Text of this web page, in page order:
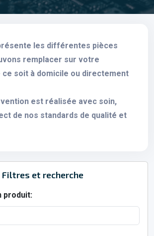
les différentes pièces
remplacer sur votre
ce soit à domicile ou directement
est réalisée avec soin,
de nos standards de qualité et
Filtres et recherche
produit: